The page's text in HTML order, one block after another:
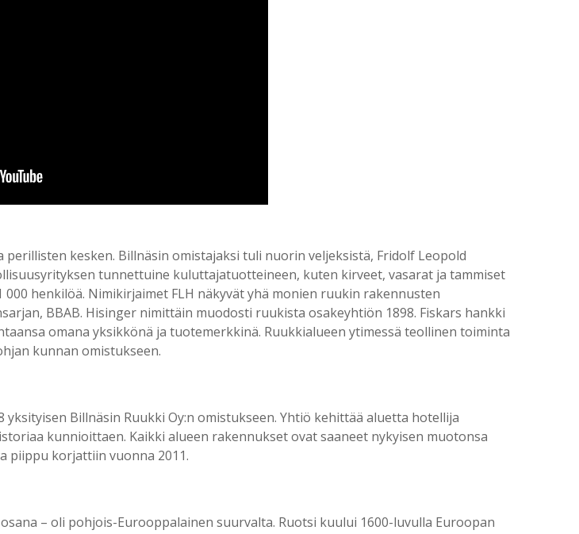
kesken. Billnäsin omistajaksi tuli nuorin veljeksistä, Fridolf Leopold
tunnettuine kuluttajatuotteineen, kuten kirveet, vasarat ja tammiset
henkilöä. Nimikirjaimet FLH näkyvät yhä monien ruukin rakennusten
BBAB. Hisinger nimittäin muodosti ruukista osakeyhtiön 1898. Fiskars hankki
omana yksikkönä ja tuotemerkkinä. Ruukkialueen ytimessä teollinen toiminta
kunnan omistukseen.
Billnäsin Ruukki Oy:n omistukseen. Yhtiö kehittää aluetta hotellija
kunnioittaen. Kaikki alueen rakennukset ovat saaneet nykyisen muotonsa
piippu korjattiin vuonna 2011.
– oli pohjois-Eurooppalainen suurvalta. Ruotsi kuului 1600-luvulla Euroopan